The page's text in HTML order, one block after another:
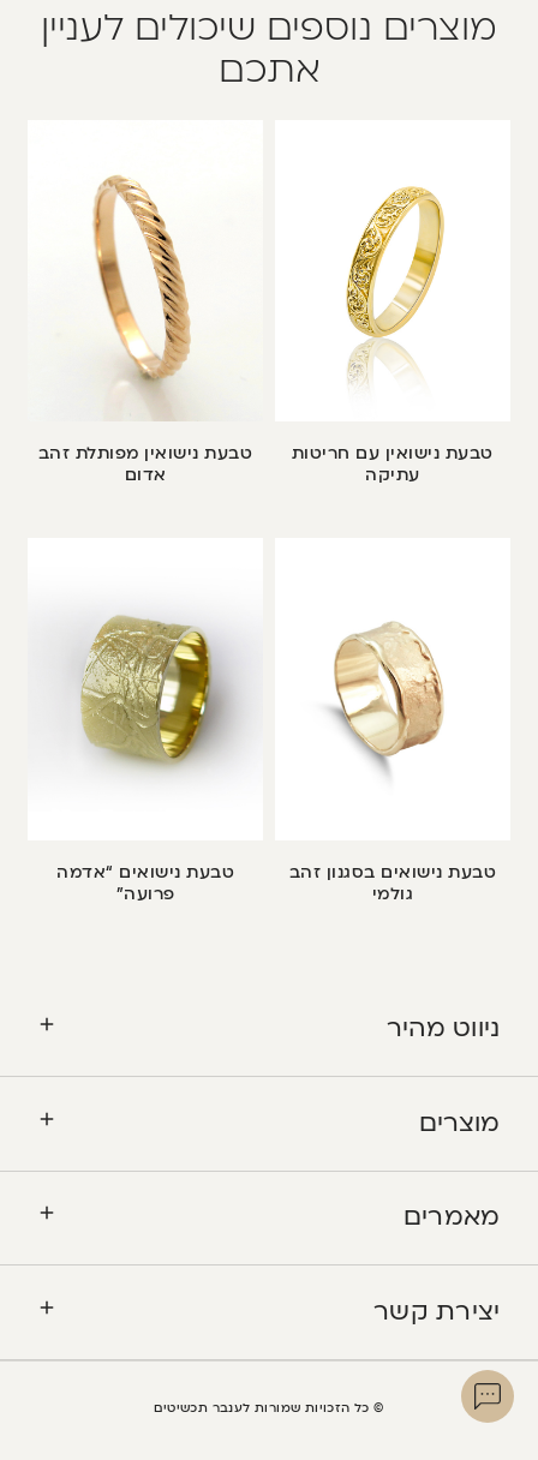
מוצרים נוספים שיכולים לעניין
אתכם
טבעת נישואין עם חריטות
עתיקה
טבעת נישואין מפותלת זהב
אדום
טבעת נישואים בסגנון זהב
גולמי
טבעת נישואים “אדמה
פרועה”
ניווט מהיר
מוצרים
מאמרים
יצירת קשר
© כל הזכויות שמורות לענבר תכשיטים